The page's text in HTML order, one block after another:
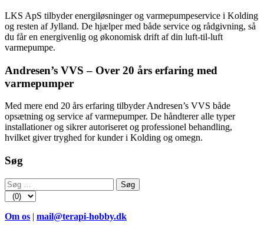
LKS ApS tilbyder energiløsninger og varmepumpeservice i Kolding
og resten af Jylland. De hjælper med både service og rådgivning, så
du får en energivenlig og økonomisk drift af din luft-til-luft
varmepumpe.
Andresen’s VVS – Over 20 års erfaring med
varmepumper
Med mere end 20 års erfaring tilbyder Andresen’s VVS både
opsætning og service af varmepumper. De håndterer alle typer
installationer og sikrer autoriseret og professionel behandling,
hvilket giver tryghed for kunder i Kolding og omegn.
Søg
Søg
efter:
Om os | mail@terapi-hobby.dk